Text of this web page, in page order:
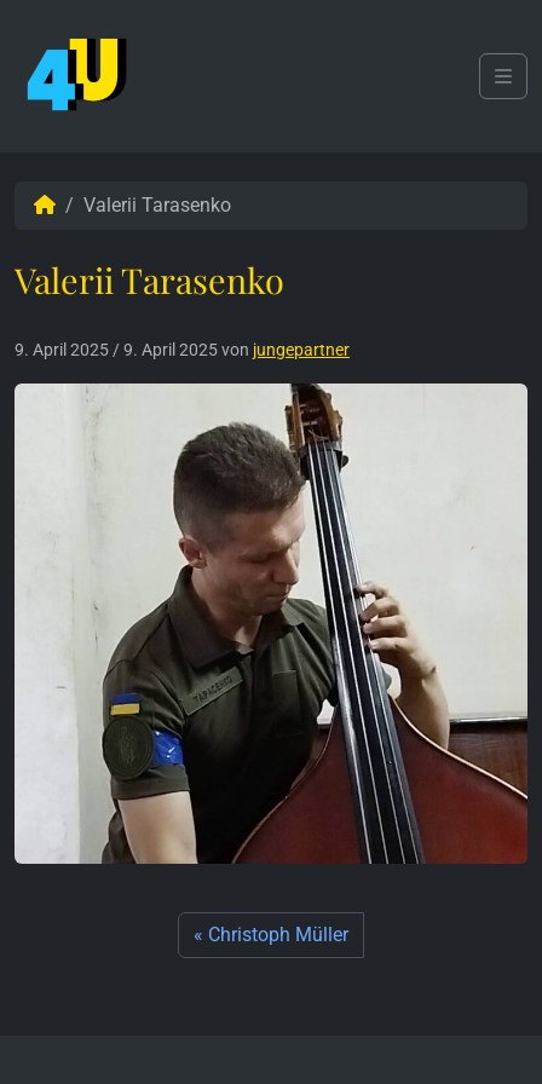
StartValerii Tarasenko
Valerii Tarasenko
9. April 2025 /9. April 2025von jungepartner
Christoph Müller